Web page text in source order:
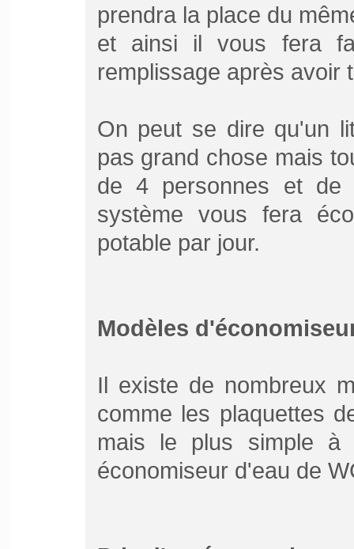
prendra la place du
et ainsi il vous fera
remplissage après avoir
On peut se dire qu'un
pas grand chose mais
de 4 personnes et
système vous fera
potable par jour.
Modèles
Il existe de nombreux
comme les plaquettes
mais le plus simple
économiseur d'eau de